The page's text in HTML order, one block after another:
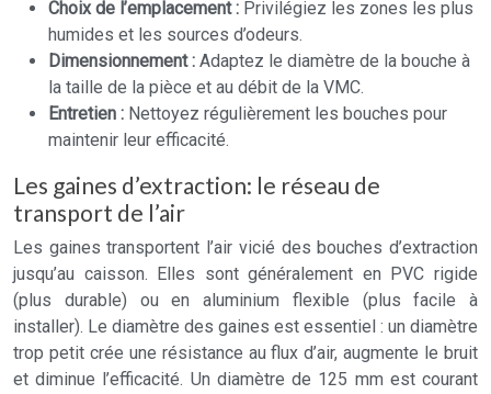
Choix de l’emplacement : Privilégiez les zones les plus
humides et les sources d’odeurs.
Dimensionnement : Adaptez le diamètre de la bouche à
la taille de la pièce et au débit de la VMC.
Entretien : Nettoyez régulièrement les bouches pour
maintenir leur efficacité.
Les gaines d’extraction: le réseau de
transport de l’air
Les gaines transportent l’air vicié des bouches d’extraction
jusqu’au caisson. Elles sont généralement en PVC rigide
(plus durable) ou en aluminium flexible (plus facile à
installer). Le diamètre des gaines est essentiel : un diamètre
trop petit crée une résistance au flux d’air, augmente le bruit
et diminue l’efficacité. Un diamètre de 125 mm est courant